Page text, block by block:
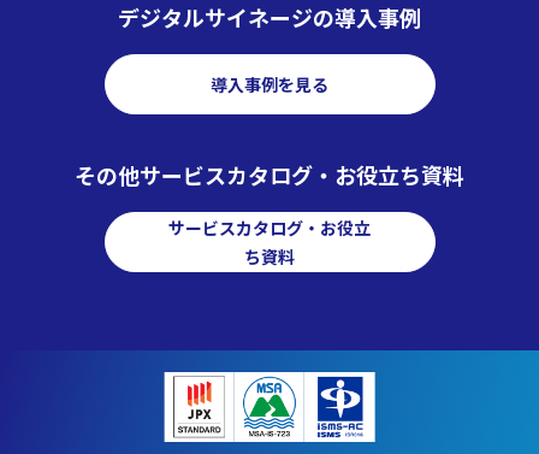
デジタルサイネージの導入事例
導入事例を見る
その他サービスカタログ・お役立ち資料
サービスカタログ・お役立
ち資料